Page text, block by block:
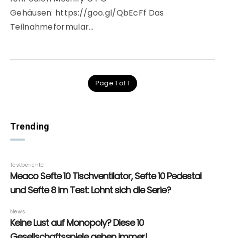
Gehäusen: https://goo.gl/QbEcFf Das
Teilnahmeformular…
Page 1 of 1
Trending